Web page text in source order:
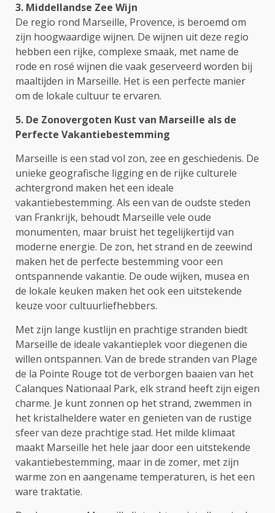
3. Middellandse Zee Wijn
De regio rond Marseille, Provence, is beroemd om
zijn hoogwaardige wijnen. De wijnen uit deze regio
hebben een rijke, complexe smaak, met name de
rode en rosé wijnen die vaak geserveerd worden bij
maaltijden in Marseille. Het is een perfecte manier
om de lokale cultuur te ervaren.
5. De Zonovergoten Kust van Marseille als de
Perfecte Vakantiebestemming
Marseille is een stad vol zon, zee en geschiedenis. De
unieke geografische ligging en de rijke culturele
achtergrond maken het een ideale
vakantiebestemming. Als een van de oudste steden
van Frankrijk, behoudt Marseille vele oude
monumenten, maar bruist het tegelijkertijd van
moderne energie. De zon, het strand en de zeewind
maken het de perfecte bestemming voor een
ontspannende vakantie. De oude wijken, musea en
de lokale keuken maken het ook een uitstekende
keuze voor cultuurliefhebbers.
Met zijn lange kustlijn en prachtige stranden biedt
Marseille de ideale vakantieplek voor diegenen die
willen ontspannen. Van de brede stranden van Plage
de la Pointe Rouge tot de verborgen baaien van het
Calanques Nationaal Park, elk strand heeft zijn eigen
charme. Je kunt zonnen op het strand, zwemmen in
het kristalheldere water en genieten van de rustige
sfeer van deze prachtige stad. Het milde klimaat
maakt Marseille het hele jaar door een uitstekende
vakantiebestemming, maar in de zomer, met zijn
warme zon en aangename temperaturen, is het een
ware traktatie.